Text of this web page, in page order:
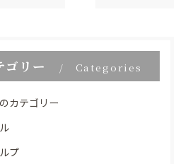
ゴリー Categories
カテゴリー
プ